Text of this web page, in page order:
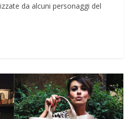
da alcuni personaggi del